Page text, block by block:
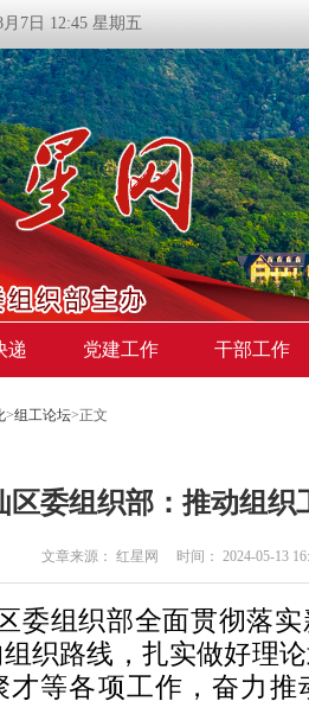
月7日 12:45 星期五
递 党建工作 干部工作
>组工论坛>正文
区委组织部：推动组织
文章来源： 红星网 时间： 2024-05-13
委组织部全面贯彻落
织路线，扎实做好理
才等各项工作，奋力推